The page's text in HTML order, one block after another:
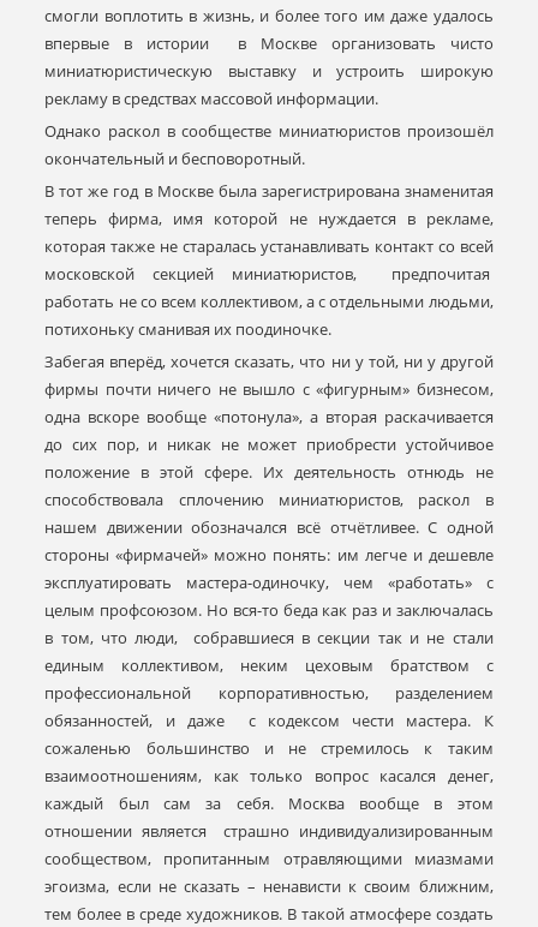
смогли воплотить в жизнь, и более того им даже удалось
впервые в истории в Москве организовать чисто
миниатюристическую выставку и устроить широкую
рекламу в средствах массовой информации.
Однако раскол в сообществе миниатюристов произошёл
окончательный и бесповоротный.
В тот же год в Москве была зарегистрирована знаменитая
теперь фирма, имя которой не нуждается в рекламе,
которая также не старалась устанавливать контакт со всей
московской секцией миниатюристов, предпочитая
работать не со всем коллективом, а с отдельными людьми,
потихоньку сманивая их поодиночке.
Забегая вперёд, хочется сказать, что ни у той, ни у другой
фирмы почти ничего не вышло с «фигурным» бизнесом,
одна вскоре вообще «потонула», а вторая раскачивается
до сих пор, и никак не может приобрести устойчивое
положение в этой сфере. Их деятельность отнюдь не
способствовала сплочению миниатюристов, раскол в
нашем движении обозначался всё отчётливее. С одной
стороны «фирмачей» можно понять: им легче и дешевле
эксплуатировать мастера-одиночку, чем «работать» с
целым профсоюзом. Но вся-то беда как раз и заключалась
в том, что люди, собравшиеся в секции так и не стали
единым коллективом, неким цеховым братством с
профессиональной корпоративностью, разделением
обязанностей, и даже с кодексом чести мастера. К
сожаленью большинство и не стремилось к таким
взаимоотношениям, как только вопрос касался денег,
каждый был сам за себя. Москва вообще в этом
отношении является страшно индивидуализированным
сообществом, пропитанным отравляющими миазмами
эгоизма, если не сказать – ненависти к своим ближним,
тем более в среде художников. В такой атмосфере создать